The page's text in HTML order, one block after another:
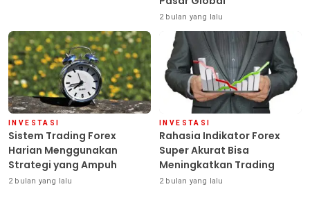
2 bulan yang lalu
INVESTASI
Sistem Trading Forex
Harian Menggunakan
Strategi yang Ampuh
2 bulan yang lalu
INVESTASI
Rahasia Indikator Forex
Super Akurat Bisa
Meningkatkan Trading
2 bulan yang lalu